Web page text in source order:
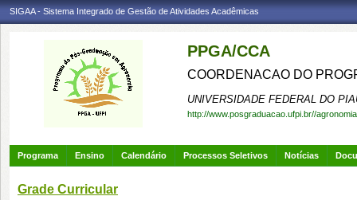
SIGAA - Sistema Integrado de Gestão de Atividades Acadêmicas
PPGA/CCA
COORDENACAO DO
UNIVERSIDADE FEDERAL DO
http://www.posgraduacao.ufpi.br//agronomia
Programa Ensino Calendário Processos Seletivos Notícias
Grade Curricular